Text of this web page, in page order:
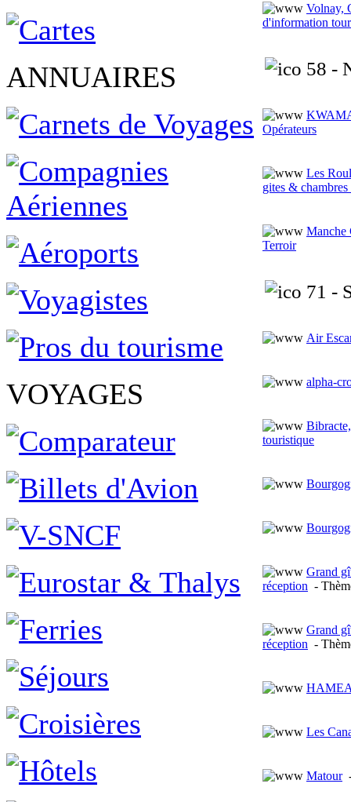
ANNUAIRES
VOYAGES
Volnay,
d'information
58 -
Opérateurs
Les
gites & chambres
Manche
Terroir
71 -
Air
alpha-
touristique
Grand
réception -
Grand
réception -
Les
Matour-